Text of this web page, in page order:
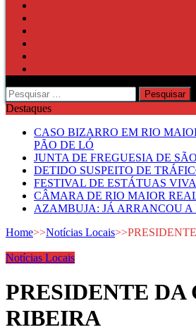
Pesquisar
por:
Destaques
CASO BIZARRO EM RIO
PÃO DE LÓ
JUNTA DE FREGUESIA DE
DETIDO SUSPEITO DE
FESTIVAL DE ESTÁTUAS
CÂMARA DE RIO MAIOR
AZAMBUJA: JÁ ARRANCOU
Home>>Notícias Locais>>
Notícias Locais
PRESIDENTE
RIBEIRA